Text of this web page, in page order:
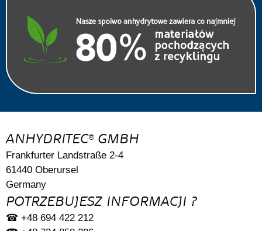
ANHYDRITEC® GMBH
Frankfurter Landstraße 2-4
61440 Oberursel
Germany
POTRZEBUJESZ INFORMACJI ?
☎ +48 694 422 212